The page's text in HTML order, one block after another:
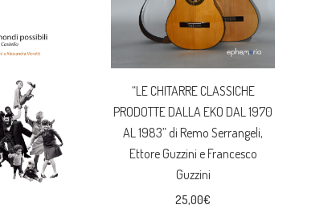
“LE CHITARRE CLASSICHE
PRODOTTE DALLA EKO DAL 1970
AL 1983” di Remo Serrangeli,
Ettore Guzzini e Francesco
Guzzini
25,00€